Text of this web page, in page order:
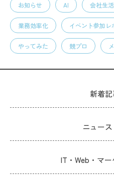
お知らせ AI 会社生活
業務効率化 イベント参加レ
やってみた 競プロ
新着
ニュー
IT・Web・マ